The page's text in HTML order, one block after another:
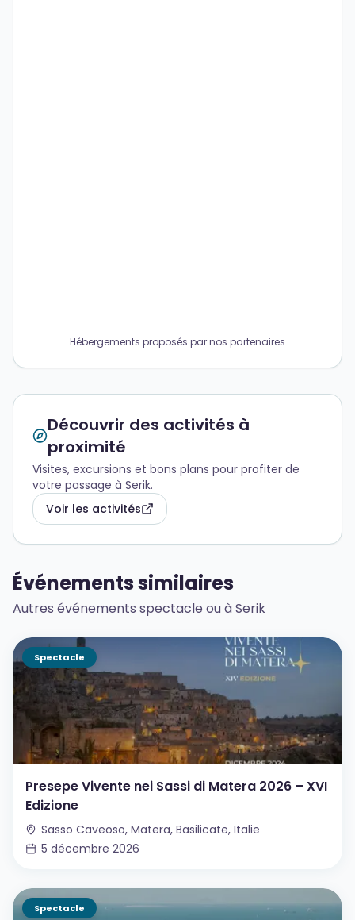
Hébergements proposés par nos partenaires
Découvrir des activités à
proximité
Visites, excursions et bons plans pour profiter de
votre passage à Serik.
Voir les activités
Événements similaires
Autres événements spectacle ou à Serik
Spectacle
Presepe Vivente nei Sassi di Matera 2026 – XVI
Edizione
Sasso Caveoso, Matera, Basilicate, Italie
5 décembre 2026
Spectacle